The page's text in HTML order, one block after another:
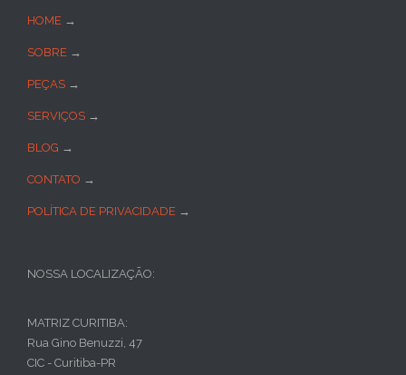
HOME →
SOBRE →
PEÇAS →
SERVIÇOS →
BLOG →
CONTATO →
POLÍTICA DE PRIVACIDADE →
NOSSA LOCALIZAÇÃO:
MATRIZ CURITIBA:
Rua Gino Benuzzi, 47
CIC - Curitiba-PR